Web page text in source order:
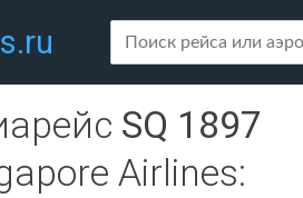
SQ 1897
Airlines: